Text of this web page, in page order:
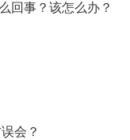
回事？该怎么办？
会？